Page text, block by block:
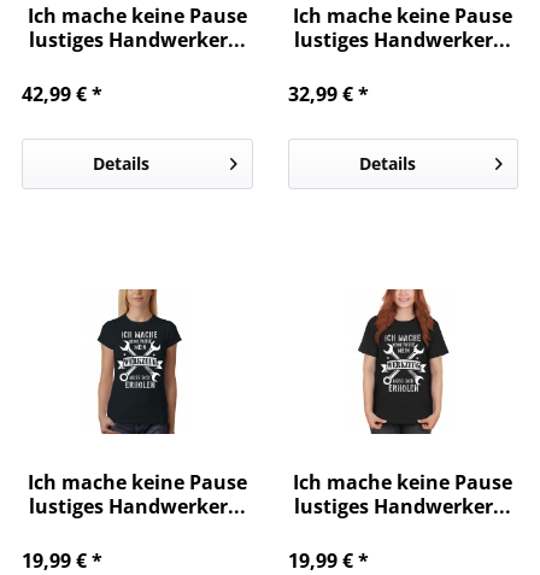
Ich mache keine Pause
lustiges Handwerker...
42,99 € *
Details
Ich mache keine Pause
lustiges Handwerker...
32,99 € *
Details
Ich mache keine Pause
lustiges Handwerker...
19,99 € *
Ich mache keine Pause
lustiges Handwerker...
19,99 € *